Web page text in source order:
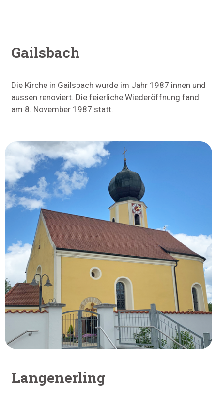
Gailsbach
Die Kirche in Gailsbach wurde im Jahr 1987 innen und
aussen renoviert. Die feierliche Wiederöffnung fand
am 8. November 1987 statt.
Langenerling